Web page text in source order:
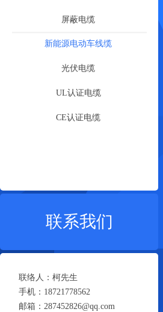
联系我们
联络人：柯先生
手机：18721778562
邮箱：287452826@qq.com
屏蔽电缆
新能源电动车线缆
光伏电缆
UL认证电缆
CE认证电缆